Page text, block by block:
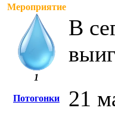
Мероприятие
1
В
Потогонки 21